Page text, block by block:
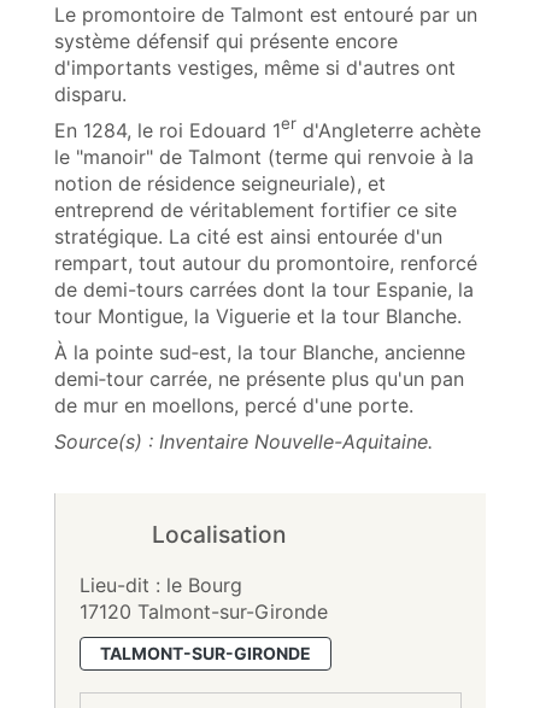
Le promontoire de Talmont est entouré par un
système défensif qui présente encore
d'importants vestiges, même si d'autres ont
disparu.
En 1284, le roi Edouard 1er d'Angleterre achète
le "manoir" de Talmont (terme qui renvoie à la
notion de résidence seigneuriale), et
entreprend de véritablement fortifier ce site
stratégique. La cité est ainsi entourée d'un
rempart, tout autour du promontoire, renforcé
de demi-tours carrées dont la tour Espanie, la
tour Montigue, la Viguerie et la tour Blanche.
À la pointe sud‑est, la tour Blanche, ancienne
demi‑tour carrée, ne présente plus qu'un pan
de mur en moellons, percé d'une porte.
Source(s) : Inventaire Nouvelle-Aquitaine.
Localisation
Lieu-dit : le Bourg
17120 Talmont-sur-Gironde
TALMONT-SUR-GIRONDE